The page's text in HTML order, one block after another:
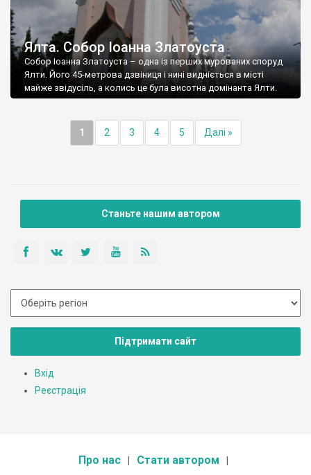
Ялта. Собор Іоанна Златоуста
Собор Іоанна Златоуста – одна із перших мурованих споруд
Ялти. Його 45-метрова дзвіниця і нині видніється в місті
майже звідусіль, а колись це була висотна домінанта Ялти.
1 2 3 4 5 Далі »
Станьте нашим автором
Підтримати сайт
Вхід
Реєстрація
Про нас Стати автором